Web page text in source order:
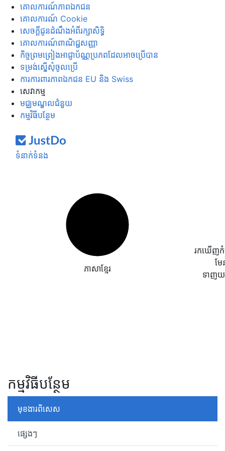
គោលការណ៍​ភាព​ឯកជន
គោលការណ៍ Cookie
សេចក្ដី​ជូន​ដំណឹង​អំពី​រក្សា​សិទ្ធិ
គោលការណ៍ពាណិជ្ជសញ្ញា
កិច្ចព្រមព្រៀងអាជ្ញាប័ណ្ណប្រភពដែលអាចប្រើបាន
ទម្រង់​ស្នើ​សុំ​ចូល​ប្រើ
ការ​ការពារ​ភាព​ឯកជន EU និង Swiss
សេវាកម្ម
មជ្ឈមណ្ឌលជំនួយ
កម្មវិធីបន្ថែម
ទំនាក់ទំនង
ភាសាខ្មែរ
រកឃើញកំ
ម
ទាញយ
កម្មវិធីបន្ថែម
មុខងារពិសេស
ផ្សេងៗ